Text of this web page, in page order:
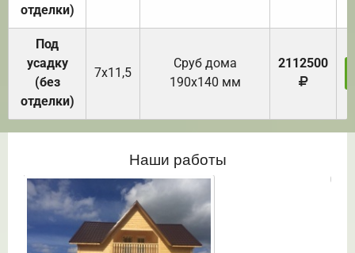
отделки)
Под
усадку
(без
отделки)
7х11,5
Cруб дома
190х140 мм
2112500
Наши работы